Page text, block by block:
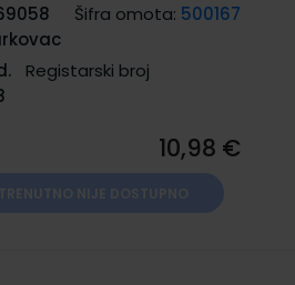
Šifra omota: 500167
Registarski broj
10,98 €